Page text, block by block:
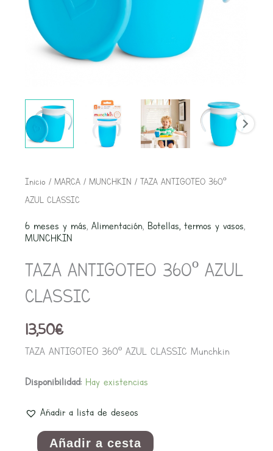
Inicio / MARCA/ MUNCHKIN / TAZA ANTIGOTEO 360º
AZUL CLASSIC
6 meses y más, Alimentación, Botellas, termos y vasos,
MUNCHKIN
TAZA ANTIGOTEO 360º AZUL
CLASSIC
13,50€
TAZA ANTIGOTEO 360º AZUL CLASSIC Munchkin
Disponibilidad: Hay existencias
Añadir a lista de deseos
TAZA
ANTIGOTEO
AZUL
cantidad
Añadir a cesta